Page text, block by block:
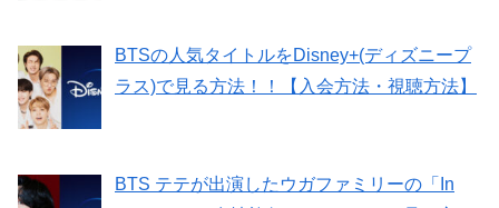
BTSの人気タイトルをDisney+(ディズニープ
ラス)で見る方法！！【入会方法・視聴方法】
BTS テテが出演したウガファミリーの「In